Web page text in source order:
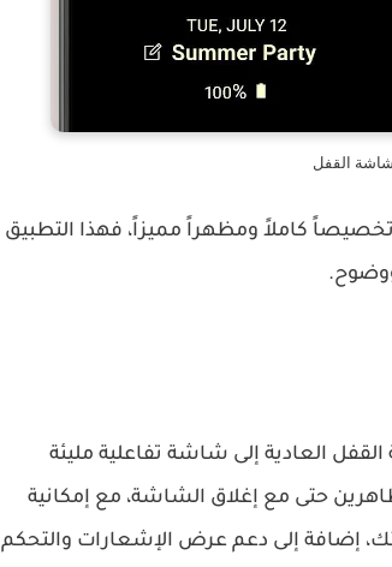
القفل
كاملاً ومظهراً مميزاً، فهذا التطبيق
العادية إلى شاشة تفاعلية مليئة
حتى مع إغلاق الشاشة، مع إمكانية
إلى دعم عرض الإشعارات والتحكم